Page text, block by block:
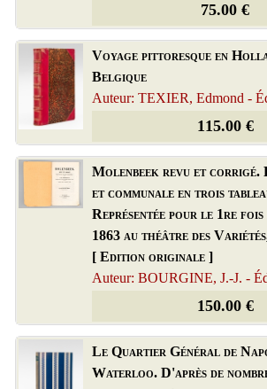
75.00 €
Voyage pittoresque en
Belgique
Auteur: TEXIER, Edmond -
115.00 €
Molenbeek revu et corrigé.
et communale en trois
Représentée pour le 1re fois
1863 au théâtre des
[ Edition originale ]
Auteur: BOURGINE, J.-J. -
150.00 €
Le Quartier Général de
Waterloo. D'après de